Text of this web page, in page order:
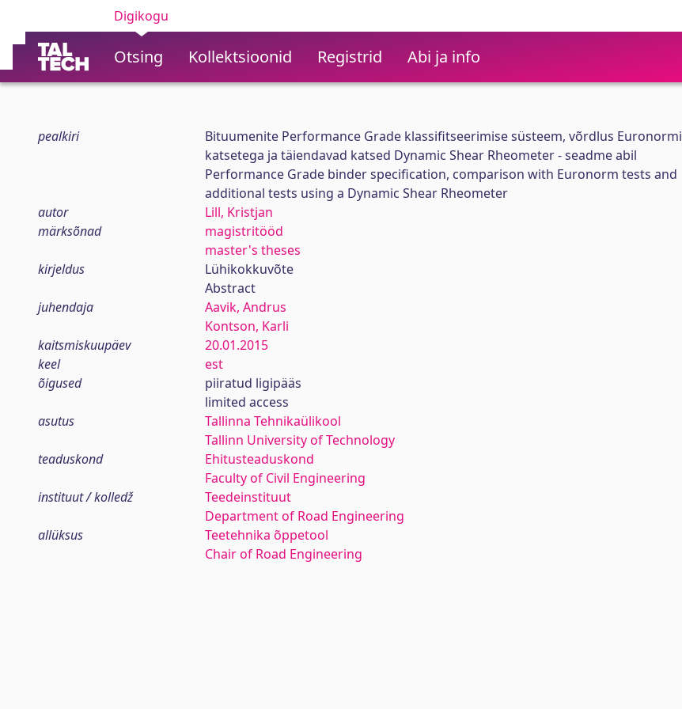
Digikogu
Otsing Kollektsioonid Registrid Abi ja info
pealkiri
Bituumenite Performance Grade klassifitseerimise süsteem, võrdlus Euronormi
katsetega ja täiendavad katsed Dynamic Shear Rheometer - seadme abil
Performance Grade binder specification, comparison with Euronorm tests and
additional tests using a Dynamic Shear Rheometer
autor
Lill, Kristjan
märksõnad
magistritööd
master's theses
kirjeldus
Lühikokkuvõte
Abstract
juhendaja
Aavik, Andrus
Kontson, Karli
kaitsmiskuupäev
20.01.2015
keel
est
õigused
piiratud ligipääs
limited access
asutus
Tallinna Tehnikaülikool
Tallinn University of Technology
teaduskond
Ehitusteaduskond
Faculty of Civil Engineering
instituut / kolledž
Teedeinstituut
Department of Road Engineering
allüksus
Teetehnika õppetool
Chair of Road Engineering